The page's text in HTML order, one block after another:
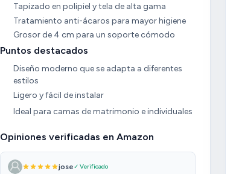
Tapizado en polipiel y tela de alta gama
Tratamiento anti-ácaros para mayor higiene
Grosor de 4 cm para un soporte cómodo
Puntos destacados
Diseño moderno que se adapta a diferentes
estilos
Ligero y fácil de instalar
Ideal para camas de matrimonio e individuales
Opiniones verificadas en Amazon
jose✓ Verificado